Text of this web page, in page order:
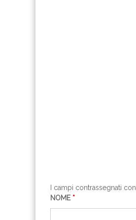
I campi contrassegnati con
NOME *